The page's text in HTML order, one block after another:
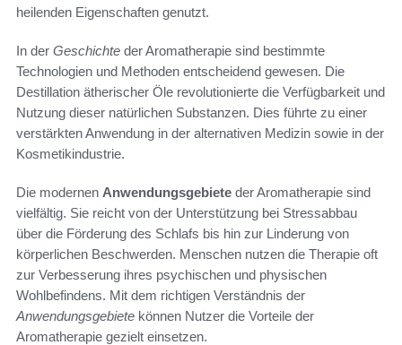
heilenden Eigenschaften genutzt.
In der Geschichte der Aromatherapie sind bestimmte
Technologien und Methoden entscheidend gewesen. Die
Destillation ätherischer Öle revolutionierte die Verfügbarkeit und
Nutzung dieser natürlichen Substanzen. Dies führte zu einer
verstärkten Anwendung in der alternativen Medizin sowie in der
Kosmetikindustrie.
Die modernen Anwendungsgebiete der Aromatherapie sind
vielfältig. Sie reicht von der Unterstützung bei Stressabbau
über die Förderung des Schlafs bis hin zur Linderung von
körperlichen Beschwerden. Menschen nutzen die Therapie oft
zur Verbesserung ihres psychischen und physischen
Wohlbefindens. Mit dem richtigen Verständnis der
Anwendungsgebiete können Nutzer die Vorteile der
Aromatherapie gezielt einsetzen.